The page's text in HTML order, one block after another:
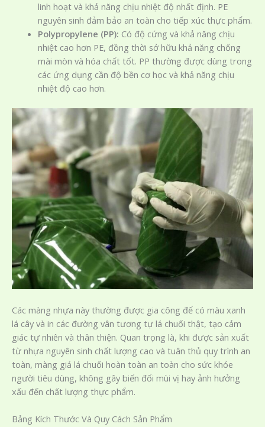
linh hoạt và khả năng chịu nhiệt độ nhất định. PE
nguyên sinh đảm bảo an toàn cho tiếp xúc thực phẩm.
Polypropylene (PP): Có độ cứng và khả năng chịu
nhiệt cao hơn PE, đồng thời sở hữu khả năng chống
mài mòn và hóa chất tốt. PP thường được dùng trong
các ứng dụng cần độ bền cơ học và khả năng chịu
nhiệt độ cao hơn.
Các màng nhựa này thường được gia công để có màu xanh
lá cây và in các đường vân tương tự lá chuối thật, tạo cảm
giác tự nhiên và thân thiện. Quan trọng là, khi được sản xuất
từ nhựa nguyên sinh chất lượng cao và tuân thủ quy trình an
toàn, màng giả lá chuối hoàn toàn an toàn cho sức khỏe
người tiêu dùng, không gây biến đổi mùi vị hay ảnh hưởng
xấu đến chất lượng thực phẩm.
Bảng Kích Thước Và Quy Cách Sản Phẩm